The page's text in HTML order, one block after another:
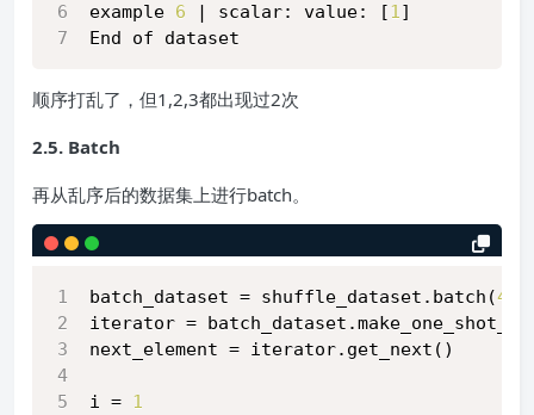
example 6 | scalar: value: [1]
End of dataset
顺序打乱了，但1,2,3都出现过2次
2.5. Batch
再从乱序后的数据集上进行batch。
batch_dataset = shuffle_dataset.batch(4
iterator =
next_element = iterator.get_next()
i = 1